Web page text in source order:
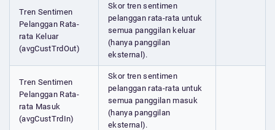
Tren Sentimen
Pelanggan Rata-
rata Keluar
(avgCustTrdOut)
Skor tren sentimen
pelanggan rata-rata untuk
semua panggilan keluar
(hanya panggilan
eksternal).
Tren Sentimen
Pelanggan Rata-
rata Masuk
(avgCustTrdIn)
Skor tren sentimen
pelanggan rata-rata untuk
semua panggilan masuk
(hanya panggilan
eksternal).